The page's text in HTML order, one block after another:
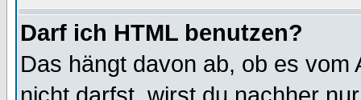
Darf ich HTML benutzen?
Das hängt davon ab, ob es